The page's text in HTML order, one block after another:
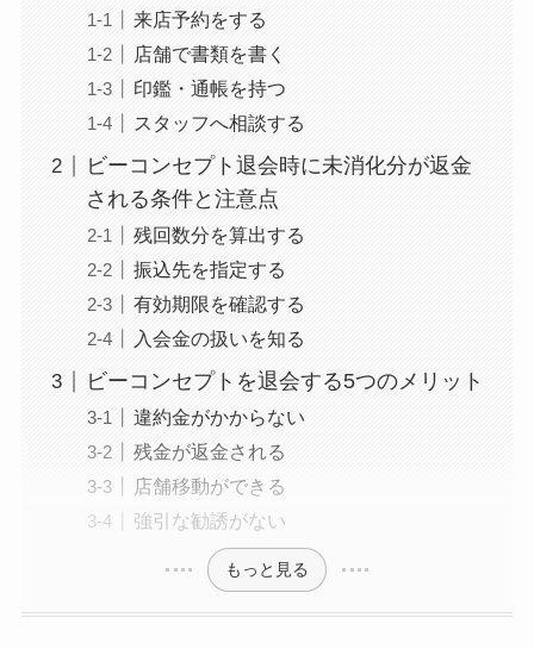
来店予約をする
店舗で書類を書く
印鑑・通帳を持つ
スタッフへ相談する
ビーコンセプト退会時に未消化分が返金
される条件と注意点
残回数分を算出する
振込先を指定する
有効期限を確認する
入会金の扱いを知る
ビーコンセプトを退会する5つのメリット
違約金がかからない
残金が返金される
店舗移動ができる
強引な勧誘がない
もっと見る